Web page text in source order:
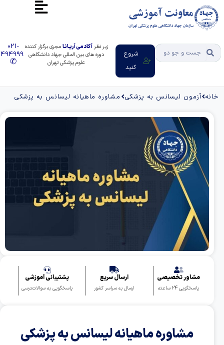
شروع
کنید
زیر نظرآکادمی آریـانـامجری برگزار کننده
دوره های بین المللی جهاد دانشگاهی
علوم پزشکی تهران
021-
91494999
✆
خانه آزمون لیسانس به پزشکی مشاوره ماهیانه لیسانس به پزشکی
مشاور تخصیصی
پاسخگویی 24 ساعته
ارسال سریع
ارسال به سراسر کشور
پشتیبانی آموزشی
پاسخگویی به سوالات‌درسی
مشاوره ماهیانه لیسانس به پزشکی